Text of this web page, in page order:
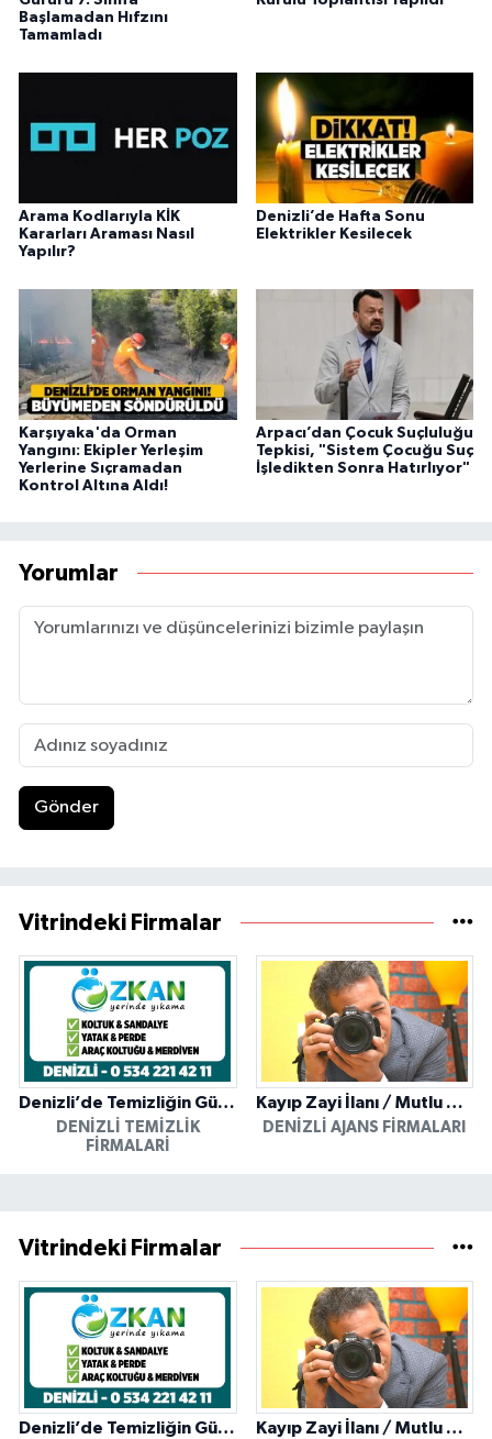
Başlamadan Hıfzını
Tamamladı
Arama Kodlarıyla KİK
Kararları Araması Nasıl
Yapılır?
Denizli’de Hafta Sonu
Elektrikler Kesilecek
Karşıyaka'da Orman
Yangını: Ekipler Yerleşim
Yerlerine Sıçramadan
Kontrol Altına Aldı!
Arpacı’dan Çocuk Suçluluğu
Tepkisi, "Sistem Çocuğu Suç
İşledikten Sonra Hatırlıyor"
Yorumlar
Gönder
Vitrindeki Firmalar
Denizli’de Temizliğin Güvenilir Adresi: Özkan Yerinde Yıkama
DENIZLI TEMIZLIK
FIRMALARI
Kayıp Zayi İlanı / Mutlu Ajans / Denizli
DENIZLI AJANS FIRMALARI
Vitrindeki Firmalar
Denizli’de Temizliğin Güvenilir Adresi: Özkan Yerinde Yıkama Kayıp Zayi İlanı / Mutlu Ajans / Denizli